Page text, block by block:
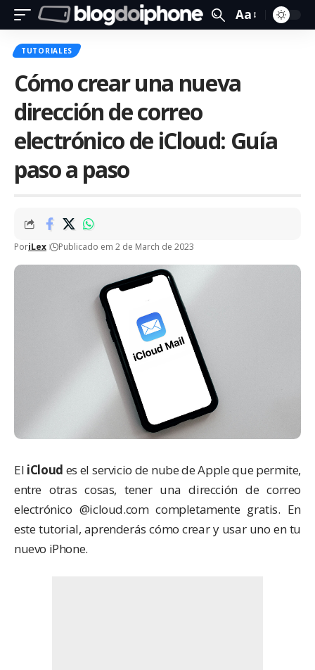
Aa
TUTORIALES
Cómo crear una nueva
dirección de correo
electrónico de iCloud: Guía
paso a paso
PoriLex Publicado em 2 de March de 2023
El iCloud es el servicio de nube de Apple que permite,
entre otras cosas, tener una dirección de correo
electrónico @icloud.com completamente gratis. En
este tutorial, aprenderás cómo crear y usar uno en tu
nuevo iPhone.